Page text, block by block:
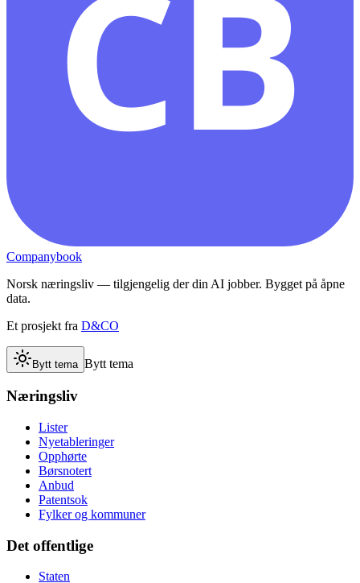
CB
Companybook
Norsk næringsliv — tilgjengelig der din AI jobber. Bygget på åpne
data.
Et prosjekt fra D&CO
Bytt tema Bytt tema
Næringsliv
Lister
Nyetableringer
Opphørte
Børsnotert
Anbud
Patentsok
Fylker og kommuner
Det offentlige
Staten